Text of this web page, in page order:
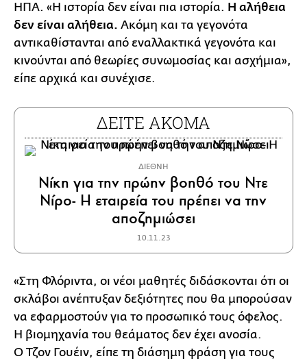
ΗΠΑ. «Η ιστορία δεν είναι πια ιστορία. Η αλήθεια
δεν είναι αλήθεια. Ακόμη και τα γεγονότα
αντικαθίστανται από εναλλακτικά γεγονότα και
κινούνται από θεωρίες συνωμοσίας και ασχήμια»,
είπε αρχικά και συνέχισε.
ΔΕΙΤΕ ΑΚΟΜΑ
ΔΙΕΘΝΗ
Νίκη για την πρώην βοηθό του Ντε
Νίρο- Η εταιρεία του πρέπει να την
αποζημιώσει
10.11.23
«Στη Φλόριντα, οι νέοι μαθητές διδάσκονται ότι οι
σκλάβοι ανέπτυξαν δεξιότητες που θα μπορούσαν
να εφαρμοστούν για το προσωπικό τους όφελος.
Η βιομηχανία του θεάματος δεν έχει ανοσία.
Ο Τζον Γουέιν, είπε τη διάσημη φράση για τους